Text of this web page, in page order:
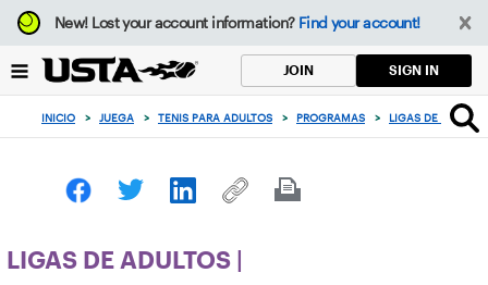
Enfoque
desde
botón
volver
principio
New!Lost your account information? Find your account!
JOIN SIGN IN
INICIO > JUEGA > TENIS PARA ADULTOS > PROGRAMAS > LIGAS DE
LIGAS DE ADULTOS |